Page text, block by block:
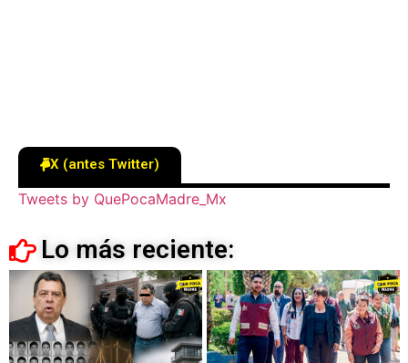
X (antes Twitter)
Tweets by QuePocaMadre_Mx
Lo más reciente: